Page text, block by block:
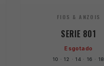
FIOS & ANZOIS
SERIE 801
Esgotado
10 · 12 · 14 · 16 · 18